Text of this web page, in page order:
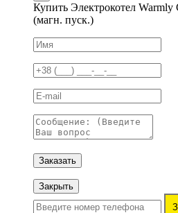
Купить Электрокотел
(магн. пуск.)
Заказать
Закрыть